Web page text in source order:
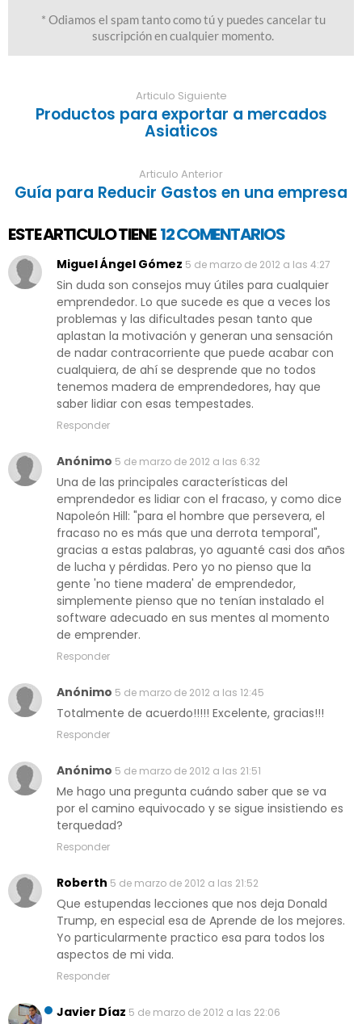
Articulo Siguiente
Productos para exportar a mercados
Asiaticos
Articulo Anterior
Guía para Reducir Gastos en una empresa
ESTE ARTICULO TIENE 12 COMENTARIOS
Miguel Ángel Gómez 5 de marzo de 2012 a las 4:27
Sin duda son consejos muy útiles para cualquier
emprendedor. Lo que sucede es que a veces los
problemas y las dificultades pesan tanto que
aplastan la motivación y generan una sensación
de nadar contracorriente que puede acabar con
cualquiera, de ahí se desprende que no todos
tenemos madera de emprendedores, hay que
saber lidiar con esas tempestades.
Responder
Anónimo 5 de marzo de 2012 a las 6:32
Una de las principales características del
emprendedor es lidiar con el fracaso, y como dice
Napoleón Hill: "para el hombre que persevera, el
fracaso no es más que una derrota temporal",
gracias a estas palabras, yo aguanté casi dos años
de lucha y pérdidas. Pero yo no pienso que la
gente 'no tiene madera' de emprendedor,
simplemente pienso que no tenían instalado el
software adecuado en sus mentes al momento
de emprender.
Responder
Anónimo 5 de marzo de 2012 a las 12:45
Totalmente de acuerdo!!!!! Excelente, gracias!!!
Responder
Anónimo 5 de marzo de 2012 a las 21:51
Me hago una pregunta cuándo saber que se va
por el camino equivocado y se sigue insistiendo es
terquedad?
Responder
Roberth 5 de marzo de 2012 a las 21:52
Que estupendas lecciones que nos deja Donald
Trump, en especial esa de Aprende de los mejores.
Yo particularmente practico esa para todos los
aspectos de mi vida.
Responder
Javier Díaz 5 de marzo de 2012 a las 22:06